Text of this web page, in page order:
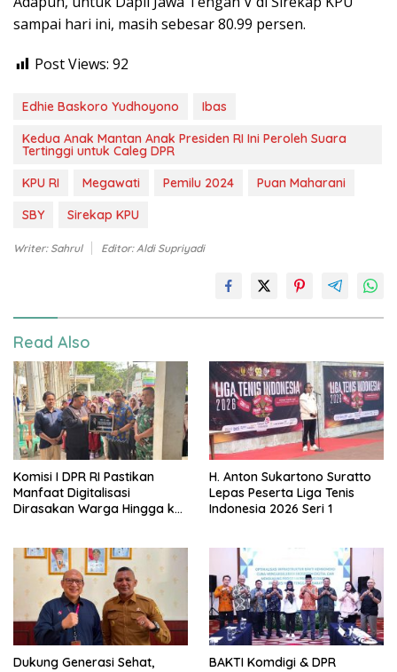
sampai hari ini, masih sebesar 80.99 persen.
Post Views: 92
Edhie Baskoro Yudhoyono
Ibas
Kedua Anak Mantan Anak Presiden RI Ini Peroleh Suara
Tertinggi untuk Caleg DPR
KPU RI
Megawati Pemilu 2024
Puan Maharani
SBY
Sirekap KPU
Writer: Sahrul Editor: Aldi Supriyadi
Read Also
Komisi I DPR RI Pastikan
Manfaat Digitalisasi
Dirasakan Warga Hingga ke
H. Anton Sukartono Suratto
Lepas Peserta Liga Tenis
Indonesia 2026 Seri 1
Dukung Generasi Sehat,
BAKTI Komdigi & DPR